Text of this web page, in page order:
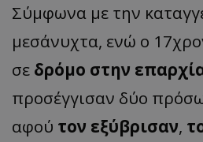
Σύμφωνα με την
μεσάνυχτα, ενώ ο
σε δρόμο στην
προσέγγισαν δύο
αφού τον εξύβρισαν,